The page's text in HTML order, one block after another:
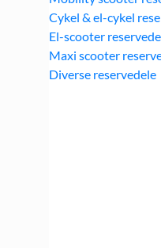
Cykel & el-cykel
El-scooter
Maxi scooter
Diverse reservedele